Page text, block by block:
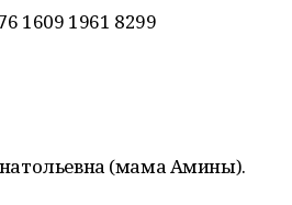
1609 1961 8299
(мама Амины).